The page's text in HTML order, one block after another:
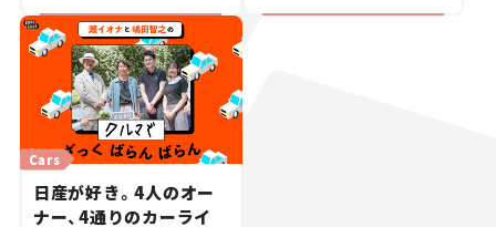
Cars
日産が好き。4人のオー
ナー、4通りのカーライ